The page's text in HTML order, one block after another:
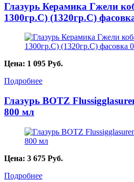
Глазурь Керамика Гжели
1300гр.С) (1320гр.С)
Цена: 1 095 Руб.
Подробнее
Глазурь BOTZ
800 мл
Цена: 3 675 Руб.
Подробнее